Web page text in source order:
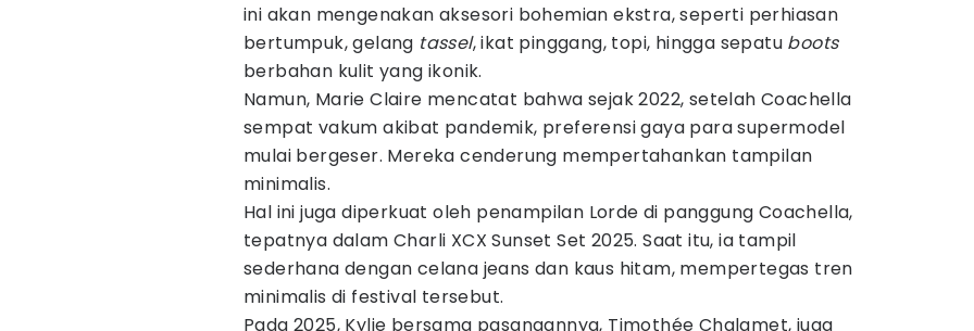
ini akan mengenakan aksesori bohemian ekstra, seperti perhiasan
bertumpuk, gelang tassel, ikat pinggang, topi, hingga sepatu boots
berbahan kulit yang ikonik.
Namun, Marie Claire mencatat bahwa sejak 2022, setelah Coachella
sempat vakum akibat pandemik, preferensi gaya para supermodel
mulai bergeser. Mereka cenderung mempertahankan tampilan
minimalis.
Hal ini juga diperkuat oleh penampilan Lorde di panggung Coachella,
tepatnya dalam Charli XCX Sunset Set 2025. Saat itu, ia tampil
sederhana dengan celana jeans dan kaus hitam, mempertegas tren
minimalis di festival tersebut.
Pada 2025, Kylie bersama pasangannya, Timothée Chalamet, juga